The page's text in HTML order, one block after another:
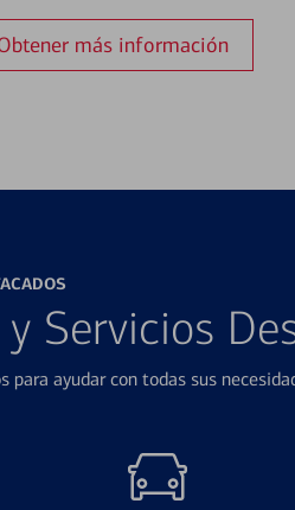
más información
Servicios
ayudar con todas sus